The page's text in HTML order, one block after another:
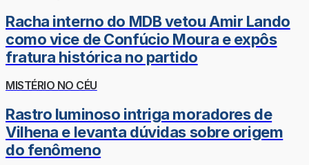
Racha interno do MDB vetou Amir Lando
como vice de Confúcio Moura e expôs
fratura histórica no partido
MISTÉRIO NO CÉU
Rastro luminoso intriga moradores de
Vilhena e levanta dúvidas sobre origem
do fenômeno